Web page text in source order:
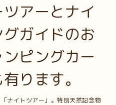
アーとナイ
ガイドのお
ピングカー
ります。
ナイトツアー」。特別天然記念物